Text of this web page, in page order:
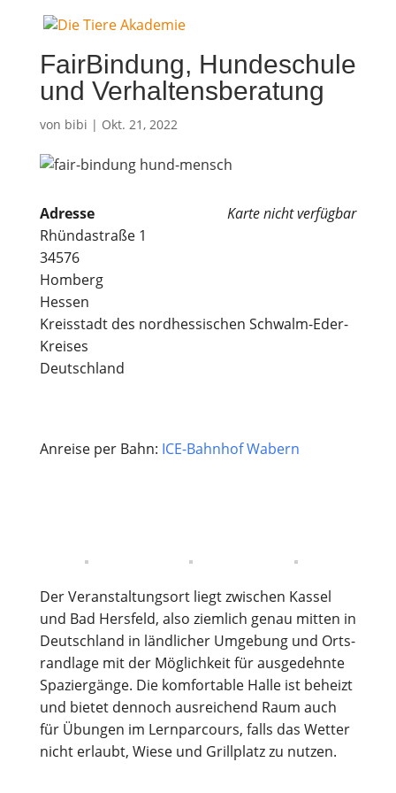
Fair­Bin­dung, Hun­de­schu­le
und Verhaltensberatung
von bibi | Okt. 21, 2022
Kar­te nicht verfügbar
Adres­se
Rhünda­stra­ße 1
34576
Homberg
Hessen
Kreis­stadt des nord­hes­si­schen Schwalm-Eder-
Kreises
Deutschland
Anrei­se per Bahn: ICE-Bahn­hof Wabern
Der Ver­an­stal­tungs­ort liegt zwi­schen Kas­sel
und Bad Hers­feld, also ziem­lich genau mit­ten in
Deutsch­land in länd­li­cher Umge­bung und Orts­
rand­la­ge mit der Mög­lich­keit für aus­ge­dehn­te
Spa­zier­gän­ge. Die kom­for­ta­ble Hal­le ist beheizt
und bie­tet den­noch aus­rei­chend Raum auch
für Übun­gen im Lern­par­cours, falls das Wet­ter
nicht erlaubt, Wie­se und Grill­platz zu nutzen.